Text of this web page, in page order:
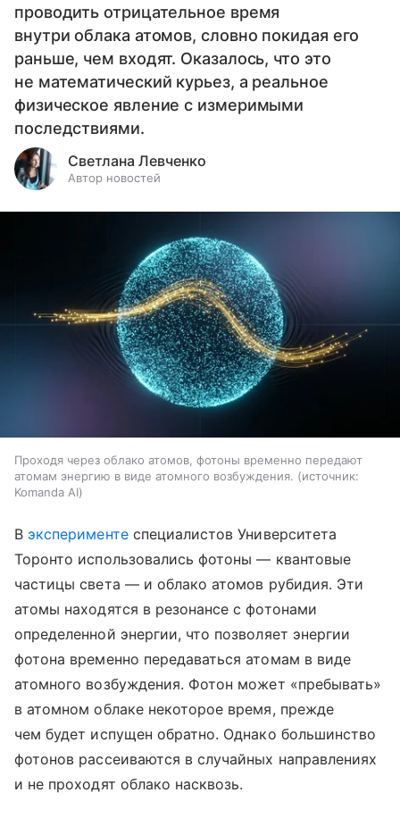
проводить отрицательное время
внутри облака атомов, словно покидая его
раньше, чем входят. Оказалось, что это
не математический курьез, а реальное
физическое явление с измеримыми
последствиями.
Светлана Левченко
Автор новостей
Проходя через облако атомов, фотоны временно передают
атомам энергию в виде атомного возбуждения.
источник:
Komanda AI
В экспериментеспециалистов Университета
Торонто использовались фотоны — квантовые
частицы света — и облако атомов рубидия. Эти
атомы находятся в резонансе с фотонами
определенной энергии, что позволяет энергии
фотона временно передаваться атомам в виде
атомного возбуждения. Фотон может «пребывать»
в атомном облаке некоторое время, прежде
чем будет испущен обратно. Однако большинство
фотонов рассеиваются в случайных направлениях
и не проходят облако насквозь.